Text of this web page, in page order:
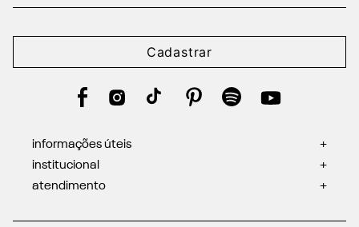
Cadastrar
informações úteis
+
institucional
+
atendimento
+